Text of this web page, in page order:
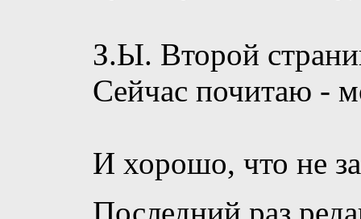
З.Ы. Второй
Сейчас почитаю -
И хорошо, что не
Последний раз